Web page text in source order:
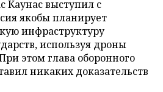
Каунас выступил с
якобы планирует
инфраструктуру
используя дроны
этом глава оборонного
никаких доказательств